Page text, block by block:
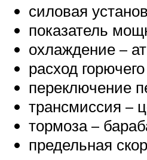
силовая
показатель
охлаждение –
расход
переключение
трансмиссия –
тормоза –
предельная